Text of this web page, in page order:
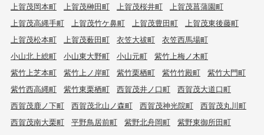
上賀茂岡本町
上賀茂榊田町 上賀茂桜井町
上賀茂菖蒲園町
上賀茂高縄手町
上賀茂竹ケ鼻町 上賀茂豊田町
上賀茂東後藤町
上賀茂松本町
上賀茂薮田町 衣笠大祓町
衣笠西馬場町
小山北上総町
小山東大野町 小山元町
紫竹上梅ノ木町
紫竹上芝本町
紫竹上ノ岸町 紫竹栗栖町 紫竹竹殿町
紫竹大門町
紫竹西高縄町
紫竹東栗栖町 西賀茂井ノ口町
西賀茂大道口町
西賀茂鹿ノ下町
西賀茂北山ノ森町 西賀茂神光院町
西賀茂丸川町
西賀茂南大栗町
平野鳥居前町 紫野北舟岡町 紫野東御所田町